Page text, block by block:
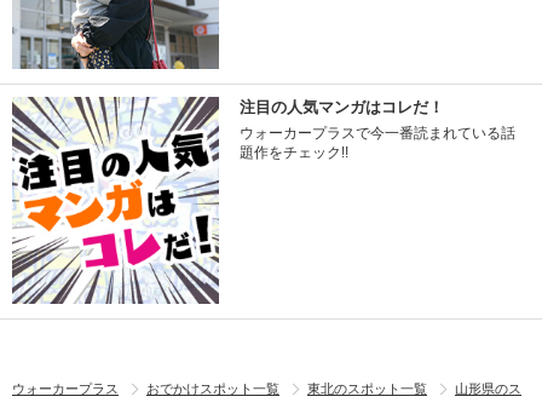
注目の人気マンガはコレだ！
ウォーカープラスで今一番読まれている話
題作をチェック!!
ウォーカープラス おでかけスポット一覧 東北のスポット一覧
山形県のス